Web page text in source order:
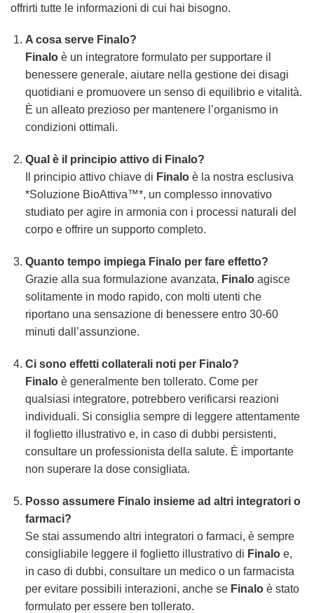
offrirti tutte le informazioni di cui hai bisogno.
A cosa serve Finalo?
Finaloè un integratore formulato per supportare il
benessere generale, aiutare nella gestione dei disagi
quotidiani e promuovere un senso di equilibrio e vitalità.
È un alleato prezioso per mantenere l’organismo in
condizioni ottimali.
Qual è il principio attivo di Finalo?
Il principio attivo chiave di Finaloè la nostra esclusiva
*Soluzione BioAttiva™*, un complesso innovativo
studiato per agire in armonia con i processi naturali del
corpo e offrire un supporto completo.
Quanto tempo impiega Finaloper fare effetto?
Grazie alla sua formulazione avanzata, Finaloagisce
solitamente in modo rapido, con molti utenti che
riportano una sensazione di benessere entro 30-60
minuti dall’assunzione.
Ci sono effetti collaterali noti per Finalo?
Finaloè generalmente ben tollerato. Come per
qualsiasi integratore, potrebbero verificarsi reazioni
individuali. Si consiglia sempre di leggere attentamente
il foglietto illustrativo e, in caso di dubbi persistenti,
consultare un professionista della salute. È importante
non superare la dose consigliata.
Posso assumere Finaloinsieme ad altri integratori o
farmaci?
Se stai assumendo altri integratori o farmaci, è sempre
consigliabile leggere il foglietto illustrativo di Finaloe,
in caso di dubbi, consultare un medico o un farmacista
per evitare possibili interazioni, anche se Finaloè stato
formulato per essere ben tollerato.